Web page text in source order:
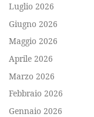
Luglio 2026
Giugno 2026
Maggio 2026
Aprile 2026
Marzo 2026
Febbraio 2026
Gennaio 2026